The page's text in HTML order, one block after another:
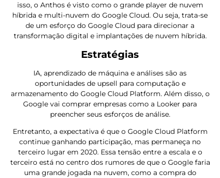
isso, o Anthos é visto como o grande player de nuvem
híbrida e multi-nuvem do Google Cloud. Ou seja, trata-se
de um esforço do Google Cloud para direcionar a
transformação digital e implantações de nuvem híbrida.
Estratégias
IA, aprendizado de máquina e análises são as
oportunidades de upsell para computação e
armazenamento do Google Cloud Platform. Além disso, o
Google vai comprar empresas como a Looker para
preencher seus esforços de análise.
Entretanto, a expectativa é que o Google Cloud Platform
continue ganhando participação, mas permaneça no
terceiro lugar em 2020. Essa tensão entre a escala e o
terceiro está no centro dos rumores de que o Google faria
uma grande jogada na nuvem, como a compra do